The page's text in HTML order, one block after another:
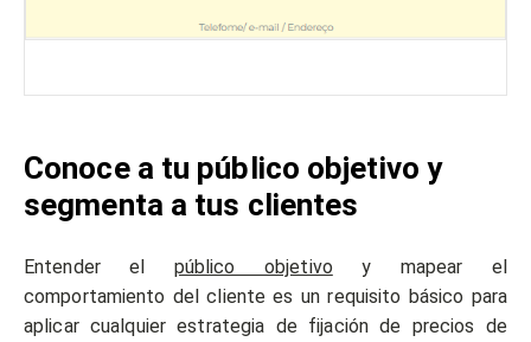
Conoce a tu público objetivo y
segmenta a tus clientes
Entender el público objetivo y mapear el
comportamiento del cliente es un requisito básico para
aplicar cualquier estrategia de fijación de precios de